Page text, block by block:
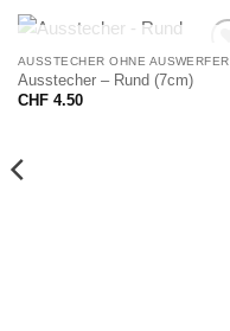
NICHT VORRÄTIG
AUSSTECHER OHNE AUSWERFER
Ausstecher – Rund (7cm)
CHF4.50